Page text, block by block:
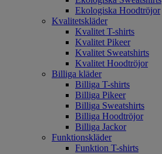
Ekologiska Hoodtröjor
Kvalitetskläder
Kvalitet T-shirts
Kvalitet Pikeer
Kvalitet Sweatshirts
Kvalitet Hoodtröjor
Billiga kläder
Billiga T-shirts
Billiga Pikeer
Billiga Sweatshirts
Billiga Hoodtröjor
Billiga Jackor
Funktionskläder
Funktion T-shirts